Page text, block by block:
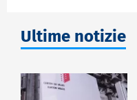
Ultime notizie